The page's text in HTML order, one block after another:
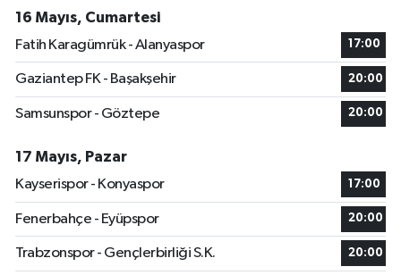
16 Mayıs, Cumartesi
Fatih Karagümrük - Alanyaspor
17:00
Gaziantep FK - Başakşehir 20:00
Samsunspor - Göztepe 20:00
17 Mayıs, Pazar
Kayserispor - Konyaspor
17:00
Fenerbahçe - Eyüpspor 20:00
Trabzonspor - Gençlerbirliği S.K. 20:00